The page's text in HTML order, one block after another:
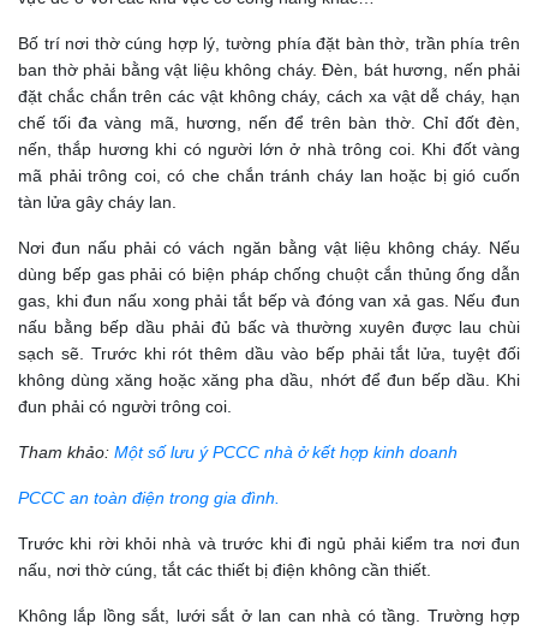
Bố trí nơi thờ cúng hợp lý, tường phía đặt bàn thờ, trần phía trên
ban thờ phải bằng vật liệu không cháy. Đèn, bát hương, nến phải
đặt chắc chắn trên các vật không cháy, cách xa vật dễ cháy, hạn
chế tối đa vàng mã, hương, nến để trên bàn thờ. Chỉ đốt đèn,
nến, thắp hương khi có người lớn ở nhà trông coi. Khi đốt vàng
mã phải trông coi, có che chắn tránh cháy lan hoặc bị gió cuốn
tàn lửa gây cháy lan.
Nơi đun nấu phải có vách ngăn bằng vật liệu không cháy. Nếu
dùng bếp gas phải có biện pháp chống chuột cắn thủng ống dẫn
gas, khi đun nấu xong phải tắt bếp và đóng van xả gas. Nếu đun
nấu bằng bếp dầu phải đủ bấc và thường xuyên được lau chùi
sạch sẽ. Trước khi rót thêm dầu vào bếp phải tắt lửa, tuyệt đối
không dùng xăng hoặc xăng pha dầu, nhớt để đun bếp dầu. Khi
đun phải có người trông coi.
Tham khảo: Một số lưu ý PCCC nhà ở kết hợp kinh doanh
PCCC an toàn điện trong gia đình.
Trước khi rời khỏi nhà và trước khi đi ngủ phải kiểm tra nơi đun
nấu, nơi thờ cúng, tắt các thiết bị điện không cần thiết.
Không lắp lồng sắt, lưới sắt ở lan can nhà có tầng. Trường hợp